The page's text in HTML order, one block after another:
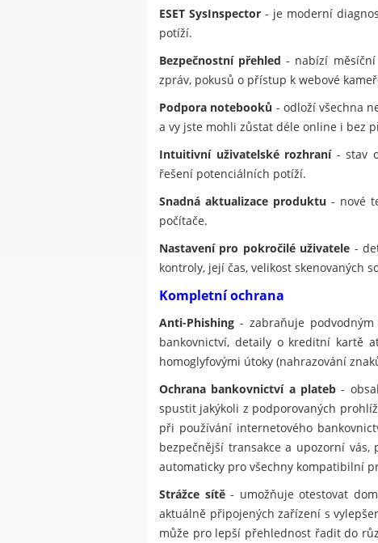
ESET SysInspector - je moderní
potíží.
Bezpečnostní přehled - nabízí měsíční
zpráv, pokusů o přístup k webové
Podpora notebooků - odloží všechna
a vy jste mohli zůstat déle online i bez
Intuitivní uživatelské rozhraní- stav
řešení potenciálních potíží.
Snadná aktualizace produktu - nové
počítače.
Nastavení pro pokročilé uživatele -
kontroly, její čas, velikost skenovaných
Kompletní ochrana
Anti-Phishing - zabraňuje
bankovnictví, detaily o kreditní kartě
homoglyfovými útoky (nahrazování
Ochrana bankovnictví a plateb -
spustit jakýkoli z podporovaných
při používání internetového
bezpečnější transakce a upozorní vás,
automaticky pro všechny kompatibilní
Strážce sítě- umožňuje otestovat
aktuálně připojených zařízení s
může pro lepší přehlednost řadit do